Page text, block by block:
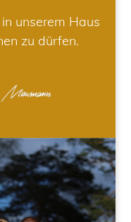
unserem Haus
zu dürfen.